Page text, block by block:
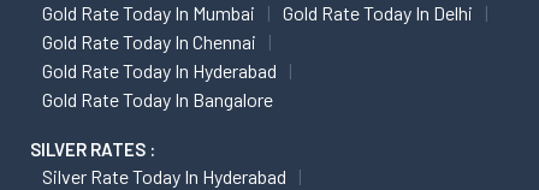
Gold Rate Today In Mumbai
Gold Rate Today In Delhi
Gold Rate Today In Chennai
Gold Rate Today In Hyderabad
Gold Rate Today In Bangalore
SILVER RATES :
Silver Rate Today In Hyderabad